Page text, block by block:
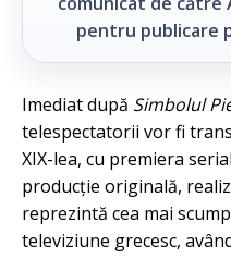
pentru publicare
Imediat după Simbolul
telespectatorii vor fi
XIX-lea, cu premiera
producție originală,
reprezintă cea mai
televiziune grecesc,